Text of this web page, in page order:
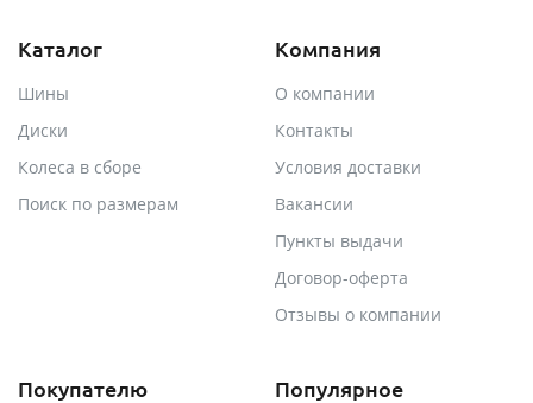
Каталог
Шины
Диски
Колеса в сборе
Поиск по размерам
Компания
О компании
Контакты
Условия доставки
Вакансии
Пункты выдачи
Договор-оферта
Отзывы о компании
Покупателю Популярное